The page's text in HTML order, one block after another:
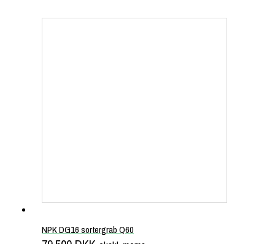
NPK DG16 sortergrab Q60